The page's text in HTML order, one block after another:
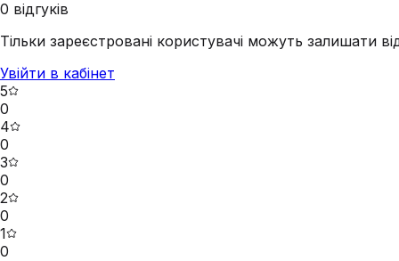
0 відгуків
Тільки зареєстровані користувачі можуть залишати
Увійти в кабінет
5
0
4
0
3
0
2
0
1
0